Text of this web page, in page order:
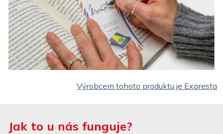
Výrobcem tohoto produktu je Expresta
Jak to u nás funguje?